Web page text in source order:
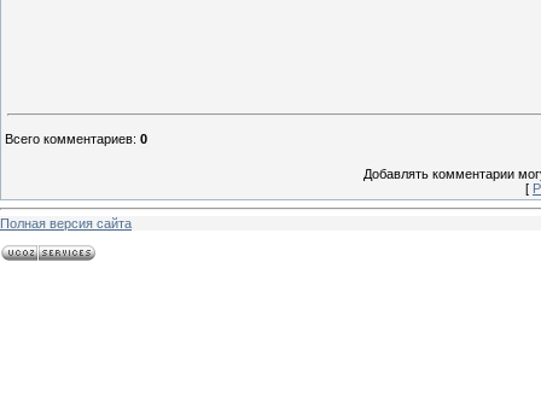
Всего комментариев: 0
Добавлять комментарии
[
Полная версия сайта